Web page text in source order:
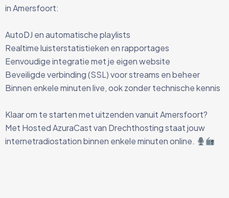
in Amersfoort:
AutoDJ en automatische playlists
Realtime luisterstatistieken en rapportages
Eenvoudige integratie met je eigen website
Beveiligde verbinding (SSL) voor streams en beheer
Binnen enkele minuten live, ook zonder technische kennis
Klaar om te starten met uitzenden vanuit Amersfoort?
Met Hosted AzuraCast van Drechthosting staat jouw
internetradiostation binnen enkele minuten online.